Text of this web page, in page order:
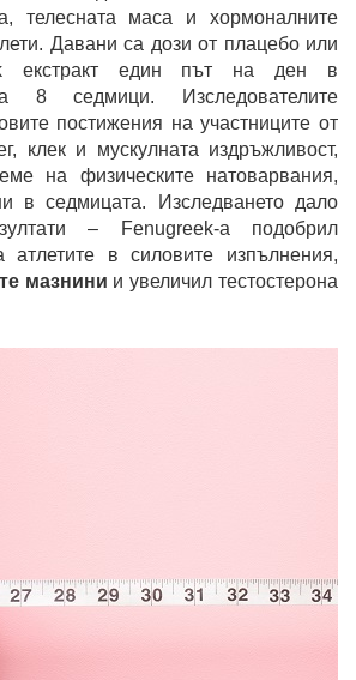
телесната маса и хормоналните
Давани са дози от плацебо или
екстракт един път на ден в
8 седмици. Изследователите
постижения на участниците от
клек и мускулната издръжливост,
на физическите натоварвания,
в седмицата. Изследването дало
– Fenugreek-a подобрил
атлетите в силовите изпълнения,
мазнини и увеличил тестостерона